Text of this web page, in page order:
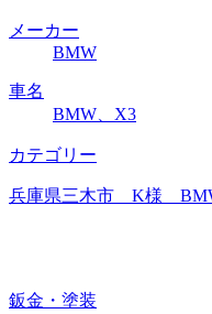
メーカー
BMW
車名
BMW、X3
カテゴリー
兵庫県三木市 K様
鈑金・塗装